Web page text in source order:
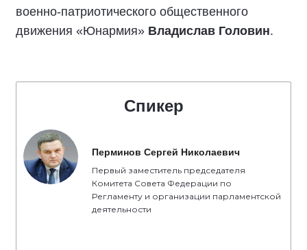
военно-патриотического общественного
движения «Юнармия» Владислав Головин.
Спикер
Перминов Сергей Николаевич
Первый заместитель председателя
Комитета Совета Федерации по
Регламенту и организации парламентской
деятельности